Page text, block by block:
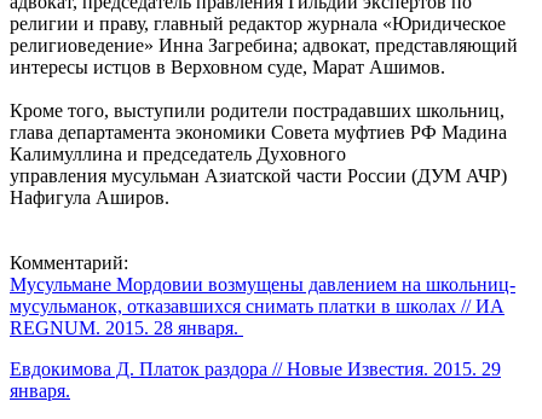
религии и праву, главный редактор журнала «Юридическое
религиоведение» Инна Загребина; адвокат, представляющий
интересы истцов в Верховном суде, Марат Ашимов.
Кроме того, выступили родители пострадавших школьниц,
глава департамента экономики Совета муфтиев РФ Мадина
Калимуллина и председатель Духовного
управления мусульман Азиатской части России (ДУМ АЧР)
Нафигула Аширов.
Комментарий:
Мусульмане Мордовии возмущены давлением на школьниц-
мусульманок, отказавшихся снимать платки в школах // ИА
REGNUM. 2015. 28 января.
Евдокимова Д. Платок раздора // Новые Известия. 2015. 29
января.